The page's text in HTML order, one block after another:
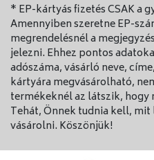
* EP-kártyás fizetés CSAK a
Amennyiben szeretne EP-
megrendelésnél a
jelezni. Ehhez pontos
adószáma, vásárló neve,
kártyára megvásárolható,
termékeknél az látszik, hogy
Tehát, Önnek tudnia kell,
vásárolni. Köszönjük!